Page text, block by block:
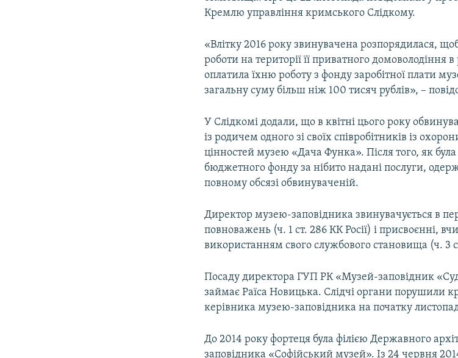
Кремлю управління кримського Слідкому.
«Влітку 2016 року звинувачена розпорядилася,
роботи на території її приватного домоволодіння
оплатила їхню роботу з фонду заробітної плати
загальну суму більш ніж 100 тисяч рублів», –
У Слідкомі додали, що в квітні цього року
із родичем одного зі своїх співробітників із
цінностей музею «Дача Функа». Після того, як
бюджетного фонду за нібито надані послуги,
повному обсязі обвинуваченій.
Директор музею-заповідника звинувачується в
повноважень (ч. 1 ст. 286 КК Росії) і присвоєнні,
використанням свого службового становища (ч. 3
Посаду директора ГУП РК «Музей-заповідник
займає Раїса Новицька. Слідчі органи порушили
керівника музею-заповідника на початку
До 2014 року фортеця була філією Державного
заповідника «Софійський музей». Із 24 червня